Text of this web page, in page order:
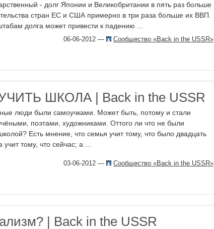
- долг Японии и Великобритании в пять раз больше
стран ЕС и США примерно в три раза больше их ВВП.
долга может привести к падению ...
06-06-2012 — Сообщество «Back in the USSR»
ШКОЛА | Back in the USSR
люди были самоучками. Может быть, потому и стали
поэтами, художниками. Оттого ли что не были
Есть мнение, что семья учит тому, что было двадцать
тому, что сейчас; а ...
03-06-2012 — Сообщество «Back in the USSR»
| Back in the USSR